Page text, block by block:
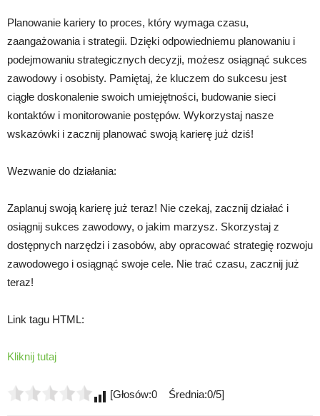
Planowanie kariery to proces, który wymaga czasu,
zaangażowania i strategii. Dzięki odpowiedniemu planowaniu i
podejmowaniu strategicznych decyzji, możesz osiągnąć sukces
zawodowy i osobisty. Pamiętaj, że kluczem do sukcesu jest
ciągłe doskonalenie swoich umiejętności, budowanie sieci
kontaktów i monitorowanie postępów. Wykorzystaj nasze
wskazówki i zacznij planować swoją karierę już dziś!
Wezwanie do działania:
Zaplanuj swoją karierę już teraz! Nie czekaj, zacznij działać i
osiągnij sukces zawodowy, o jakim marzysz. Skorzystaj z
dostępnych narzędzi i zasobów, aby opracować strategię rozwoju
zawodowego i osiągnąć swoje cele. Nie trać czasu, zacznij już
teraz!
Link tagu HTML:
Kliknij tutaj
[Głosów:0 Średnia:0/5]